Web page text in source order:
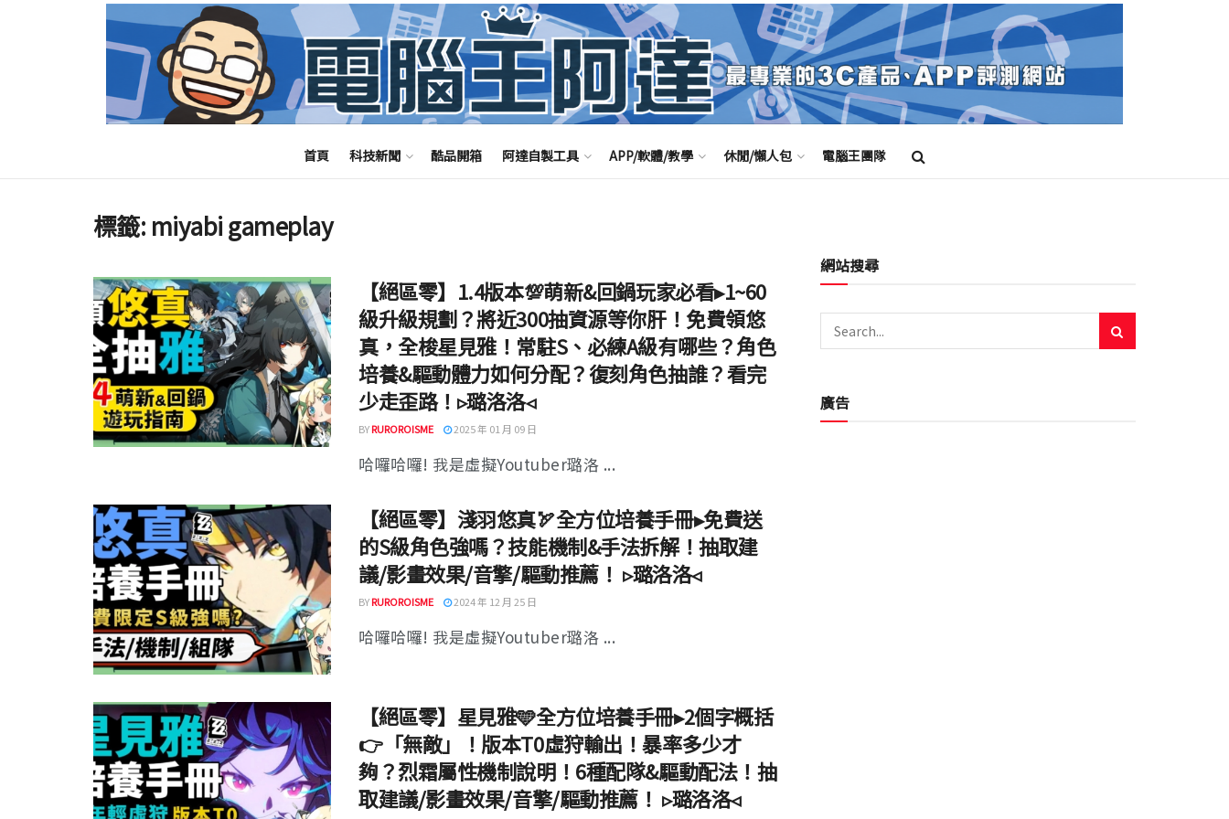
首頁 科技新聞 酷品開箱 阿達自製工具 APP/軟體/教學 休閒/懶人包 電腦王團隊
標籤: miyabi gameplay
【絕區零】1.4版本💯萌新&回鍋玩家必看▸1~60
級升級規劃？將近300抽資源等你肝！免費領悠
真，全梭星見雅！常駐S、必練A級有哪些？角色
培養&驅動體力如何分配？復刻角色抽誰？看完
少走歪路！▹璐洛洛◃
BYRUROROISME 2025 年 01 月 09 日
哈囉哈囉! 我是虛擬Youtuber璐洛 ...
【絕區零】淺羽悠真🏹全方位培養手冊▸免費送
的S級角色強嗎？技能機制&手法拆解！抽取建
議/影畫效果/音擎/驅動推薦！ ▹璐洛洛◃
BYRUROROISME 2024 年 12 月 25 日
哈囉哈囉! 我是虛擬Youtuber璐洛 ...
【絕區零】星見雅🩵全方位培養手冊▸2個字概括
👉「無敵」！版本T0虛狩輸出！暴率多少才
夠？烈霜屬性機制說明！6種配隊&驅動配法！抽
取建議/影畫效果/音擎/驅動推薦！ ▹璐洛洛◃
網站搜尋
廣告